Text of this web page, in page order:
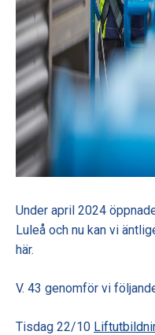
Under april 2024
Luleå och nu kan vi
här.
V. 43 genomför vi
Tisdag 22/10